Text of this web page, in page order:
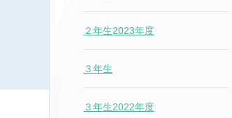
２年生2023年度
３年生
３年生2022年度